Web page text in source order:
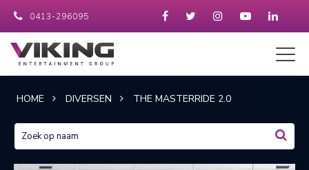
0413-296095
HOME DIVERSEN THE MASTERRIDE 2.0